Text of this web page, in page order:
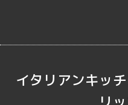
イタリアンキッ